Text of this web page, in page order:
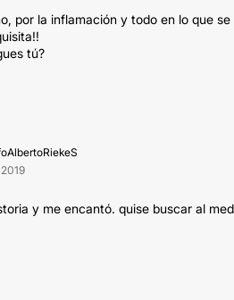
por la inflamación y todo en lo que
tú?
y me encantó. quise buscar al